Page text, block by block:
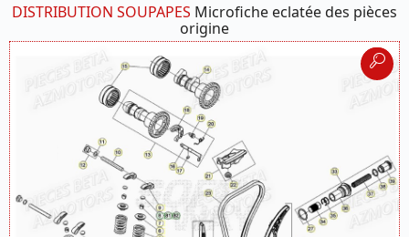
DISTRIBUTION SOUPAPES Microfiche eclatée des pièces
origine